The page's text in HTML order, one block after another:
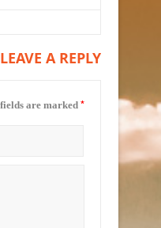
LEAVE A REPLY
are marked*